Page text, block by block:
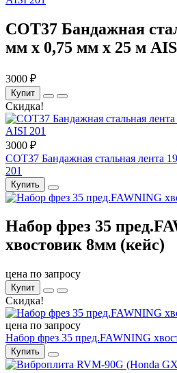
COT37 Бандажная
мм x 0,75 мм x 25 м
3000 ₽
Купит
Скидка!
3000 ₽
COT37 Бандажная стальная лента
201
Купить
Набор фрез 35
хвостовик 8мм (кейс)
цена по запросу
Купит
Скидка!
цена по запросу
Набор фрез 35 пред.FAWNING
Купить